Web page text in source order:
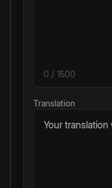
0 / 1500
Translation
Your translation